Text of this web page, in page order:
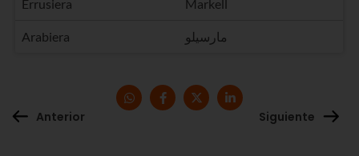
Errusiera Markell
Arabiera مارسيلو
Anterior Siguiente